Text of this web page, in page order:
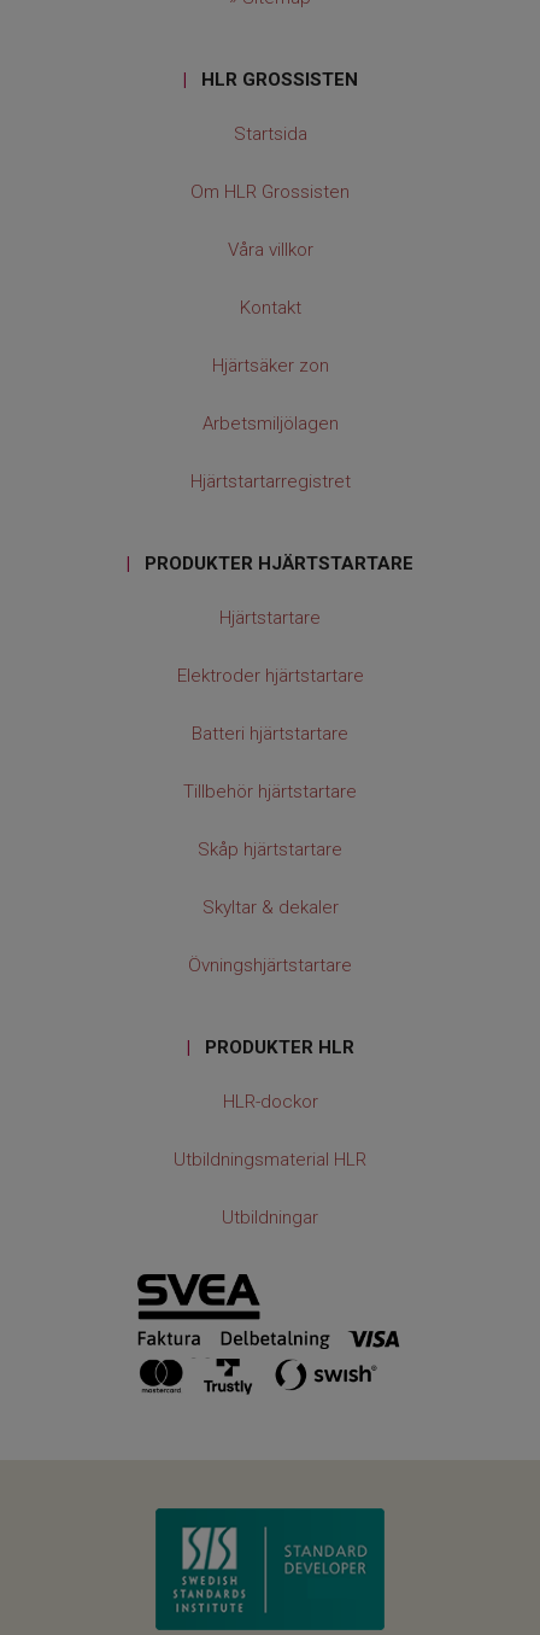
| HLR GROSSISTEN
Startsida
Om HLR Grossisten
Våra villkor
Kontakt
Hjärtsäker zon
Arbetsmiljölagen
Hjärtstartarregistret
| PRODUKTER HJÄRTSTARTARE
Hjärtstartare
Elektroder hjärtstartare
Batteri hjärtstartare
Tillbehör hjärtstartare
Skåp hjärtstartare
Skyltar & dekaler
Övningshjärtstartare
| PRODUKTER HLR
HLR-dockor
Utbildningsmaterial HLR
Utbildningar